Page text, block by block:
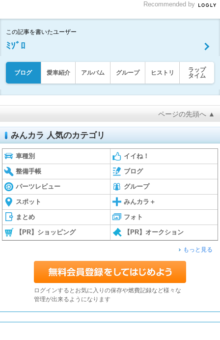
Recommended by
この記事を書いたユーザー
ﾐｿﾞﾛ
ブログ 愛車紹介 アルバム グループ ヒストリ
ラップ
タイム
ページの先頭へ ▲
みんカラ 人気のカテゴリ
車種別 イイね！
整備手帳 ブログ
パーツレビュー グループ
スポット みんカラ＋
まとめ フォト
【PR】ショッピング 【PR】オークション
もっと見る
ログインするとお気に入りの保存や燃費記録など様々な
管理が出来るようになります